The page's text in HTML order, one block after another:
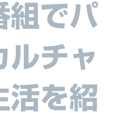
組でパ
ルチャ
活を紹